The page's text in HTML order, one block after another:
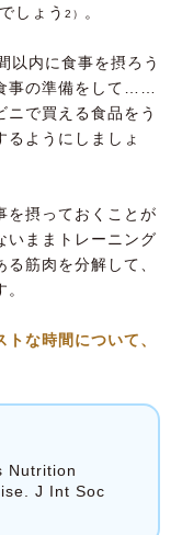
でしょう 2） 。
以内に食事を摂ろう
事の準備をして……
ニで買える食品をう
るようにしましょ
を摂っておくことが
いままトレーニング
筋肉を分解して、
な時間について、
Nutrition
J Int Soc